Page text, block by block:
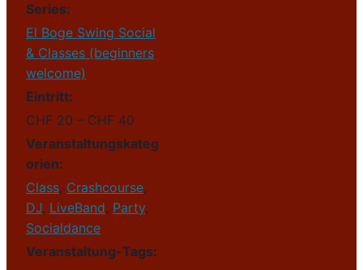
Series:
El Boge Swing Social
& Classes (beginners
welcome)
Eintritt:
CHF 20 – CHF 40
Veranstaltungskateg
orien:
Class, Crashcourse,
DJ, LiveBand, Party,
Socialdance
Veranstaltung-Tags: